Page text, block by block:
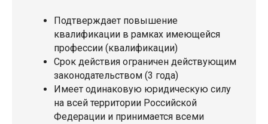
Подтверждает повышение
квалификации в рамках имеющейся
профессии (квалификации)
Срок действия ограничен действующим
законодательством (3 года)
Имеет одинаковую юридическую силу
на всей территории Российской
Федерации и принимается всеми